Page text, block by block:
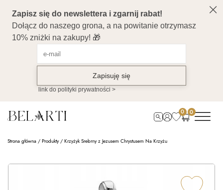
0 0
Strona główna / Produkty/ Krzyżyk Srebrny z Jezusem Chrystusem Na Krzyżu